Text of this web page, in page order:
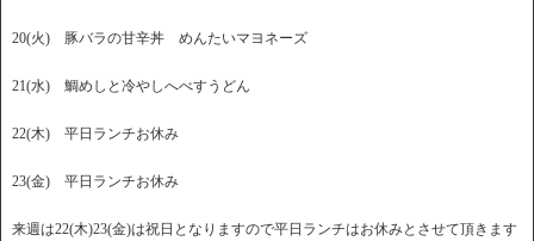
20(火) 豚バラの甘辛丼 めんたいマヨネーズ
21(水) 鯛めしと冷やしへべすうどん
22(木) 平日ランチお休み
23(金) 平日ランチお休み
来週は22(木)23(金)は祝日となりますので平日ランチはお休みとさせて頂きます